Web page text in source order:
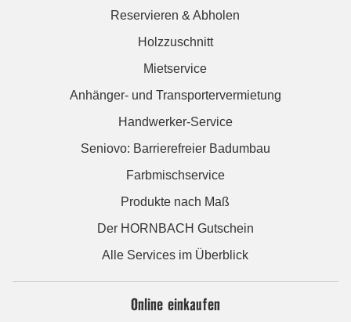
Reservieren & Abholen
Holzzuschnitt
Mietservice
Anhänger- und Transportervermietung
Handwerker-Service
Seniovo: Barrierefreier Badumbau
Farbmischservice
Produkte nach Maß
Der HORNBACH Gutschein
Alle Services im Überblick
Online einkaufen